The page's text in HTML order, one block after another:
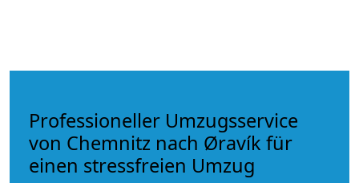
Professioneller Umzugsservice
von Chemnitz nach Øravík für
einen stressfreien Umzug